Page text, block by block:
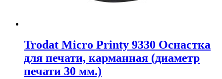
Trodat Micro Printy 9330 Оснастка
для печати, карманная (диаметр
печати 30 мм.)